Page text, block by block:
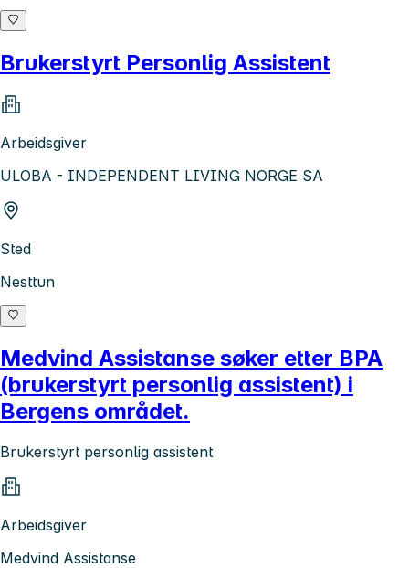
Brukerstyrt Personlig Assistent
Arbeidsgiver
ULOBA - INDEPENDENT LIVING NORGE SA
Sted
Nesttun
Medvind Assistanse søker etter BPA
(brukerstyrt personlig assistent) i
Bergens området.
Brukerstyrt personlig assistent
Arbeidsgiver
Medvind Assistanse